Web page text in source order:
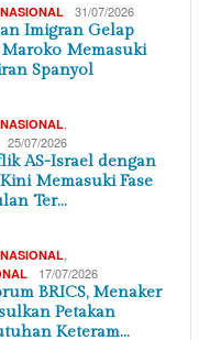
31/07/2026
Imigran Gelap
Memasuki
Spanyol
25/07/2026
AS-Israel dengan
Memasuki Fase
Ter…
17/07/2026
BRICS, Menaker
Petakan
Keteram…